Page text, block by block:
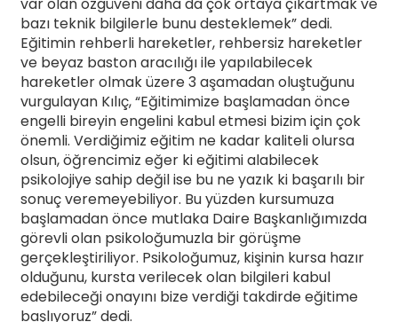
var olan özgüveni daha da çok ortaya çıkartmak ve
bazı teknik bilgilerle bunu desteklemek” dedi.
Eğitimin rehberli hareketler, rehbersiz hareketler
ve beyaz baston aracılığı ile yapılabilecek
hareketler olmak üzere 3 aşamadan oluştuğunu
vurgulayan Kılıç, “Eğitimimize başlamadan önce
engelli bireyin engelini kabul etmesi bizim için çok
önemli. Verdiğimiz eğitim ne kadar kaliteli olursa
olsun, öğrencimiz eğer ki eğitimi alabilecek
psikolojiye sahip değil ise bu ne yazık ki başarılı bir
sonuç veremeyebiliyor. Bu yüzden kursumuza
başlamadan önce mutlaka Daire Başkanlığımızda
görevli olan psikoloğumuzla bir görüşme
gerçekleştiriliyor. Psikoloğumuz, kişinin kursa hazır
olduğunu, kursta verilecek olan bilgileri kabul
edebileceği onayını bize verdiği takdirde eğitime
başlıyoruz” dedi.